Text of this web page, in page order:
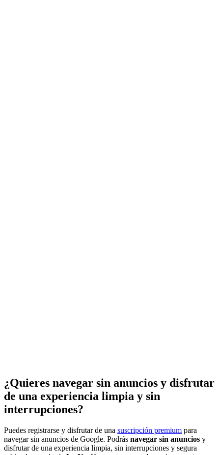
¿Quieres navegar sin anuncios y disfrutar
de una experiencia limpia y sin
interrupciones?
Puedes registrarse y disfrutar de una suscripción premium para
navegar sin anuncios de Google. Podrás navegar sin anuncios y
disfrutar de una experiencia limpia, sin interrupciones y segura